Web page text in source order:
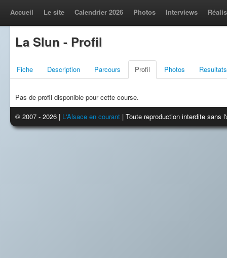
Accueil Le site Calendrier 2026 Photos Interviews
La Slun - Profil
Fiche Description Parcours Profil Photos Resultats
Pas de profil disponible pour cette course.
© 2007 - 2026 | L'Alsace en courant | Toute reproduction interdite sans